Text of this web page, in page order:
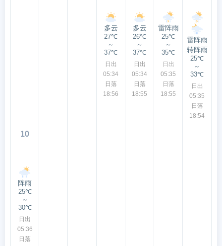
多云
27℃
～
37℃
日出
05:34
日落
18:56
多云
26℃
～
37℃
日出
05:34
日落
18:55
雷阵雨
25℃
～
35℃
日出
05:35
日落
18:55
雷阵雨
转阵雨
25℃
～
33℃
日出
05:35
日落
18:54
10
阵雨
25℃
～
30℃
日出
05:36
日落